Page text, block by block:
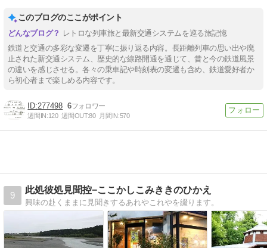
このブログのここがポイント
レトロな列車旅と最新交通システムを巡る旅記憶
鉄道と交通の多彩な変遷を丁寧に振り返る内容。長距離列車の思い出や廃
止された新交通システム、歴史的な線路開通を通じて、昔と今の鉄道風景
の違いを感じさせる。各々の乗車記や時刻表の変遷も含め、鉄道愛好者か
ら初心者まで楽しめる内容です。
277498 6
週間IN:120 週間OUT:80 月間IN:570
9
此処彼処見聞控−ここかしこみききのひかえ
興味の赴くままに見聞きするあれやこれやを綴ります。